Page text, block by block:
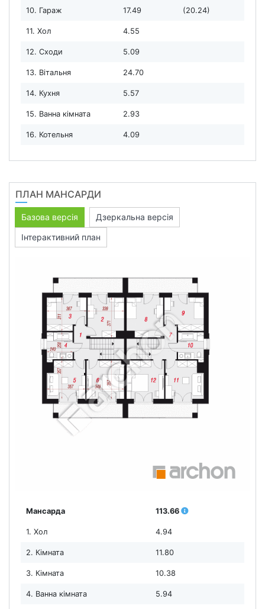
10. Гараж 17.49 (20.24)
11. Хол 4.55
12. Сходи 5.09
13. Вітальня 24.70
14. Кухня 5.57
15. Ванна кімната 2.93
16. Котельня 4.09
ПЛАН МАНСАРДИ
Базова версія
Дзеркальна версія
Інтерактивний план
Мансарда 113.66
1. Хол 4.94
2. Кімната 11.80
3. Кімната 10.38
4. Ванна кімната 5.94